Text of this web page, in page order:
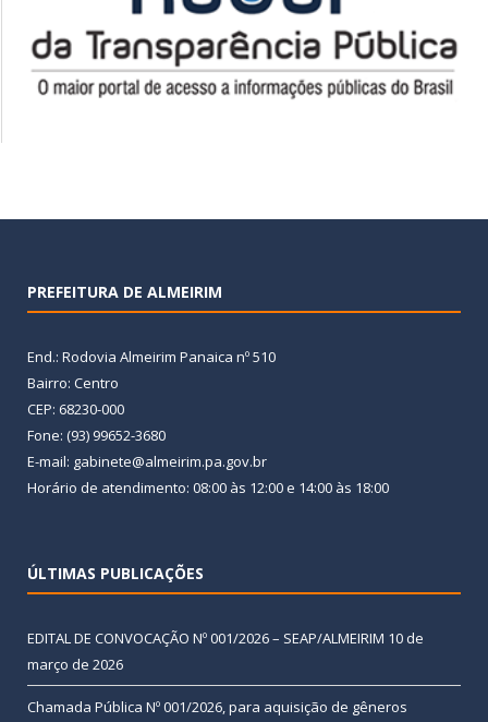
PREFEITURA DE ALMEIRIM
End.: Rodovia Almeirim Panaica nº 510
Bairro: Centro
CEP: 68230-000
Fone: (93) 99652-3680
E-mail: gabinete@almeirim.pa.gov.br
Horário de atendimento: 08:00 às 12:00 e 14:00 às 18:00
ÚLTIMAS PUBLICAÇÕES
EDITAL DE CONVOCAÇÃO Nº 001/2026 – SEAP/ALMEIRIM 10 de
março de 2026
Chamada Pública Nº 001/2026, para aquisição de gêneros